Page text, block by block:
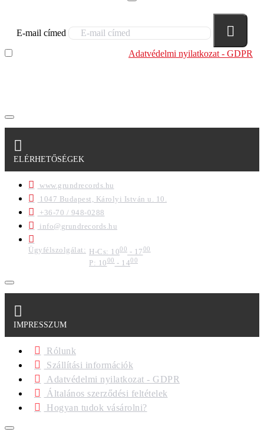
E-mail címed
Adatvédelmi nyilatkozat - GDPR
ELÉRHETŐSÉGEK
www.grundrecords.hu
1047 Budapest, Károlyi István u. 10.
+36-70 / 948-0288
info@grundrecords.hu
Ügyfélszolgálat: H-Cs: 1000 - 1700
P: 1000- 1400
IMPRESSZUM
Rólunk
Szállítási információk
Adatvédelmi nyilatkozat - GDPR
Általános szerződési feltételek
Hogyan tudok vásárolni?